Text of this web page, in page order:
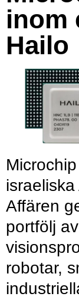
inom
Hailo
Affären
portfölj
robotar,